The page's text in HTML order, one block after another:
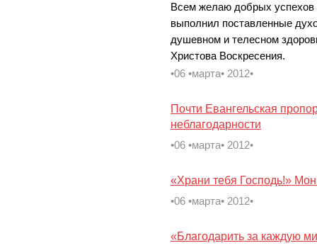
Всем желаю добрых
выполнил поставленные
душевном и телесном
Христова Воскресения.
•06 •марта• 2012•
Почти Евангельская
неблагодарности
•06 •марта• 2012•
«Храни тебя Господь!»
•06 •марта• 2012•
«Благодарить за каждую